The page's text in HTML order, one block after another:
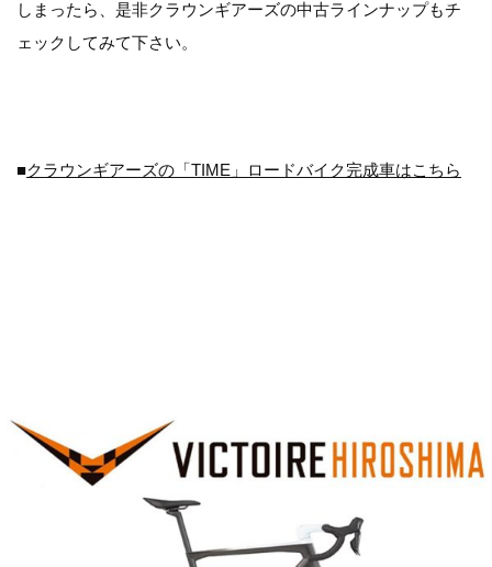
しまったら、是非クラウンギアーズの中古ラインナップもチ
ェックしてみて下さい。
■クラウンギアーズの「TIME」ロードバイク完成車はこちら